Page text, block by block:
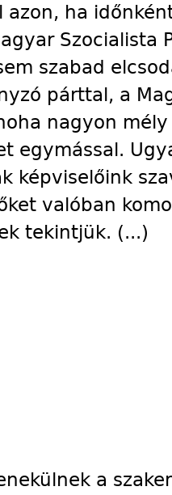
azon, ha
Szocialista
szabad
párttal, a
nagyon
egymással.
képviselőink
valóban
tekintjük. (...)
a